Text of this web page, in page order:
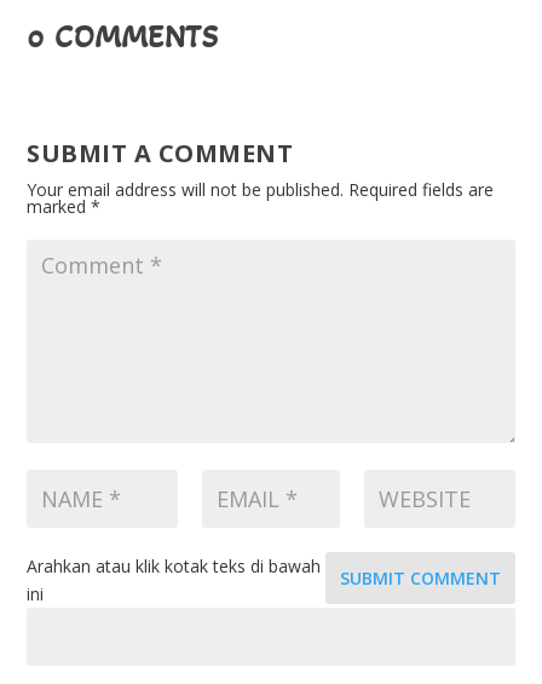
0 COMMENTS
SUBMIT A COMMENT
Your email address will not be published. Required fields are
marked*
SUBMIT COMMENT
Arahkan atau klik kotak teks di bawah
ini